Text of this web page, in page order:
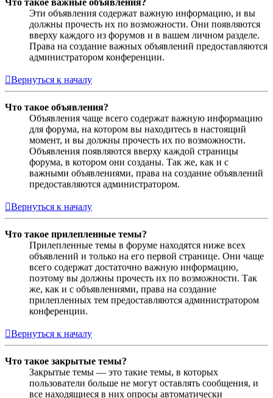
Эти объявления содержат важную информацию, и вы
должны прочесть их по возможности. Они появляются
вверху каждого из форумов и в вашем личном разделе.
Права на создание важных объявлений предоставляются
администратором конференции.
Вернуться к началу
Что такое объявления?
Объявления чаще всего содержат важную информацию
для форума, на котором вы находитесь в настоящий
момент, и вы должны прочесть их по возможности.
Объявления появляются вверху каждой страницы
форума, в котором они созданы. Так же, как и с
важными объявлениями, права на создание объявлений
предоставляются администратором.
Вернуться к началу
Что такое прилепленные темы?
Прилепленные темы в форуме находятся ниже всех
объявлений и только на его первой странице. Они чаще
всего содержат достаточно важную информацию,
поэтому вы должны прочесть их по возможности. Так
же, как и с объявлениями, права на создание
прилепленных тем предоставляются администратором
конференции.
Вернуться к началу
Что такое закрытые темы?
Закрытые темы — это такие темы, в которых
пользователи больше не могут оставлять сообщения, и
все находящиеся в них опросы автоматически